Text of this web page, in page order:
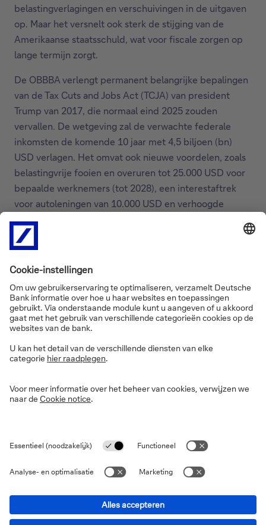
belastingverlagingen en verschuivingen in de uitgaven
op. Maar het versnelt ook sterk de stijging van de
Amerikaanse staatsschuld, wat voor fiscale zorgen op
lange termijn zorgt.
De OBBBA verlengt permanent belangrijke bepalingen
van de Tax Cuts and Jobs Act (TCJA) van president
Trump van 2017, die normaal eind 2025 zouden
vervallen. De wetgeving zal de verwachte federale
inkomsten de komende 10 jaar met 4,5 biljoen (bn)
USD verlagen. Het omvat ook nieuwe voordelen, zoals
belastingvrije fooien en overuren tot 25.000 USD voor
bepaalde werknemers (tot 2028), een interestaftrek
voor autoleningen van 10.000 USD en verhoogde
aftrekplafonds voor staats- en lokale belastingen
(SALT), die vanaf 2025 stijgen van 10.000 USD naar
40.000 USD, met een volledige uitfasering tegen 2030
voor consumenten met een jaarinkomen van meer dan
Deze daling van de inkomsten wordt deels
gecompenseerd door besparingen van 1,4 biljoen USD
Medicaid, het federale programma voor
Assistance Program (SNAP, of voedselcoupons).
geplafonneerd - met 5 bn USD, waardoor de
leencapaciteit tot 2027 of daarna wordt uitgebreid (op
basis van het huidige tekortenpercentage).
Wat betekent dat voor